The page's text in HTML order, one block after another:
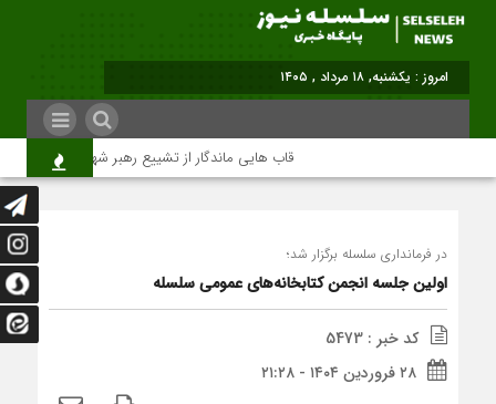
امروز : یکشنبه, ۱۸ مرداد , ۱۴۰۵
قاب هایی ماندگار از تشییع رهبر شهید در تهران
در فرمانداری سلسله برگزار شد؛
اولین جلسه انجمن کتابخانه‌های عمومی سلسله
کد خبر : 5473
۲۸ فروردین ۱۴۰۴ - ۲۱:۲۸